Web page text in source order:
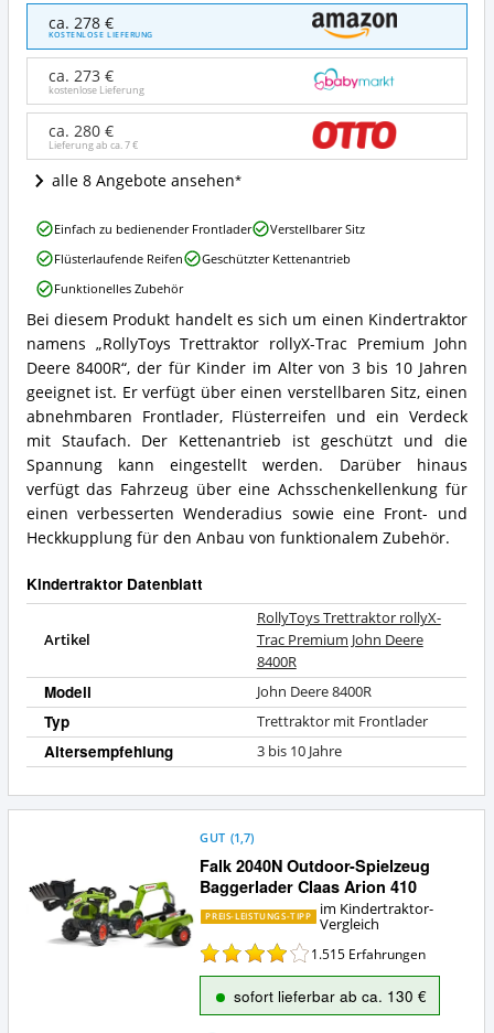
RollyToys
Trettraktor
rollyX-
Trac
Premium
John
Deere
8400R
Angebote:
Wo
dieser
Kindertraktor
erhältlich?
ca. 278 €
KOSTENLOSE LIEFERUNG
ca. 273 €
kostenlose Lieferung
ca. 280 €
Lieferung ab ca.7 €
alle 8 Angebote ansehen
RollyToys
Trettraktor
rollyX-
Trac
Premium
John
Deere
8400R
Zusammenfassung:
Was
bietet
dieser
Bei diesem Produkt handelt es sich um einen Kindertraktor
namens „RollyToys Trettraktor rollyX-Trac Premium John
Deere 8400R“, der für Kinder im Alter von 3 bis 10 Jahren
geeignet ist. Er verfügt über einen verstellbaren Sitz, einen
abnehmbaren Frontlader, Flüsterreifen und ein Verdeck
mit Staufach. Der Kettenantrieb ist geschützt und die
Spannung kann eingestellt werden. Darüber hinaus
verfügt das Fahrzeug über eine Achsschenkellenkung für
einen verbesserten Wenderadius sowie eine Front- und
Heckkupplung für den Anbau von funktionalem Zubehör.
Kindertraktor Datenblatt
Artikel
RollyToys Trettraktor rollyX-
Trac Premium John Deere
8400R
Modell John Deere 8400R
Typ Trettraktor mit Frontlader
Altersempfehlung 3 bis 10 Jahre
RollyToys
Trettraktor
rollyX-
Trac
Premium
John
Deere
8400R
Vorteile:
Was
spricht
für
diesen
Kindertraktor?
Einfach zu bedienender Frontlader
Verstellbarer Sitz
Flüsterlaufende Reifen
Geschützter Kettenantrieb
Funktionelles Zubehör
Falk 2040N Outdoor-Spielzeug
Baggerlader Claas Arion 410
GUT (1,7)
PREIS-LEISTUNGS-TIPP
im Kindertraktor-
Vergleich
1.515 Erfahrungen
sofort lieferbar ab ca. 130 €